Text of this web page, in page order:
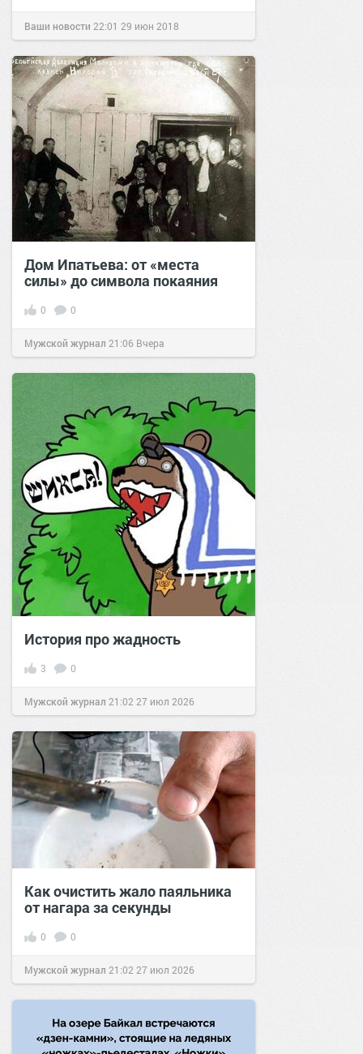
Ваши новости 22:01 29 июн 2018
Дом Ипатьева: от «места
силы» до символа покаяния
0 0
Мужской журнал 21:06 Вчера
История про жадность
3 0
Мужской журнал 21:02 27 июл 2026
Как очистить жало паяльника
от нагара за секунды
0 0
Мужской журнал 21:02 27 июл 2026